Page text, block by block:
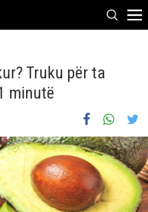
Truku për ta
minutë